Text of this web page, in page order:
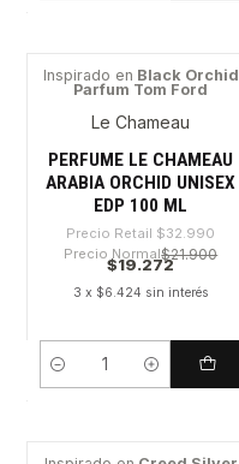
-41%
Inspirado en Black Orchid
Parfum Tom Ford
Le Chameau
PERFUME LE CHAMEAU
ARABIA ORCHID UNISEX
EDP 100 ML
Precio Retail $32.990
Precio Normal$21.900
$19.272
3 x $6.424 sin interés
Cantidad